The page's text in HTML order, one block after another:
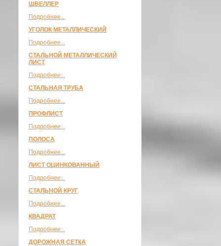
ШВЕЛЛЕР
Подробнее...
УГОЛОК МЕТАЛЛИЧЕСКИЙ
Подробнее...
СТАЛЬНОЙ МЕТАЛЛИЧЕСКИЙ
ЛИСТ
Подробнее...
СТАЛЬНАЯ ТРУБА
Подробнее...
ПРОФЛИСТ
Подробнее...
ПОЛОСА
Подробнее...
ЛИСТ ОЦИНКОВАННЫЙ
Подробнее...
СТАЛЬНОЙ КРУГ
Подробнее...
КВАДРАТ
Подробнее...
ДОРОЖНАЯ СЕТКА